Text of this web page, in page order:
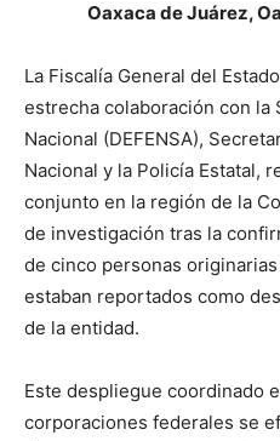
Oaxaca de Juárez,
La Fiscalía General del
estrecha colaboración con la
Nacional (DEFENSA),
Nacional y la Policía Estatal,
conjunto en la región de la
de investigación tras la
de cinco personas
estaban reportados como
de la entidad.
Este despliegue coordinado
corporaciones federales se